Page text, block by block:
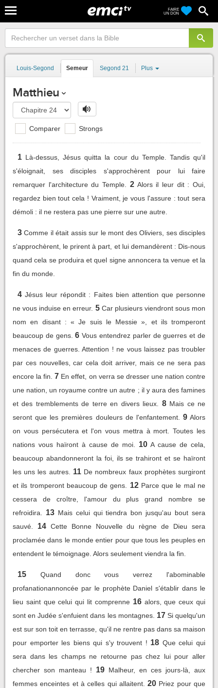
FAIRE
UN DON
Louis-Segond Semeur Segond 21 Plus
Matthieu
Comparer Strongs
1 Là-dessus, Jésus quitta la cour du Temple. Tandis qu'il
s'éloignait, ses disciples s'approchèrent pour lui faire
remarquer l'architecture du Temple.
2 Alors il leur dit : Oui,
regardez bien tout cela ! Vraiment, je vous l'assure : tout sera
démoli : il ne restera pas une pierre sur une autre.
3 Comme il était assis sur le mont des Oliviers, ses disciples
s'approchèrent, le prirent à part, et lui demandèrent : Dis-nous
quand cela se produira et quel signe annoncera ta venue et la
fin du monde.
4 Jésus leur répondit : Faites bien attention que personne
ne vous induise en erreur. 5 Car plusieurs viendront sous mon
nom en disant : « Je suis le Messie », et ils tromperont
beaucoup de gens. 6 Vous entendrez parler de guerres et de
menaces de guerres. Attention ! ne vous laissez pas troubler
par ces nouvelles, car cela doit arriver, mais ce ne sera pas
encore la fin. 7 En effet, on verra se dresser une nation contre
une nation, un royaume contre un autre ; il y aura des famines
et des tremblements de terre en divers lieux.
8 Mais ce ne
seront que les premières douleurs de l'enfantement.
9 Alors
on vous persécutera et l'on vous mettra à mort. Toutes les
nations vous haïront à cause de moi.
10 A cause de cela,
beaucoup abandonneront la foi, ils se trahiront et se haïront
les uns les autres.
11 De nombreux faux prophètes surgiront
et ils tromperont beaucoup de gens.
12 Parce que le mal ne
cessera de croître, l'amour du plus grand nombre se
refroidira.
13 Mais celui qui tiendra bon jusqu'au bout sera
sauvé.
14 Cette Bonne Nouvelle du règne de Dieu sera
proclamée dans le monde entier pour que tous les peuples en
entendent le témoignage. Alors seulement viendra la fin.
15
Quand donc vous verrez l'abominable
profanationannoncée par le prophète Daniel s'établir dans le
lieu saint que celui qui lit comprenne 16 alors, que ceux qui
sont en Judée s'enfuient dans les montagnes. 17 Si quelqu'un
est sur son toit en terrasse, qu'il ne rentre pas dans sa maison
pour emporter les biens qui s'y trouvent ! 18 Que celui qui
sera dans les champs ne retourne pas chez lui pour aller
chercher son manteau !
19 Malheur, en ces jours-là, aux
femmes enceintes et à celles qui allaitent. 20 Priez pour que